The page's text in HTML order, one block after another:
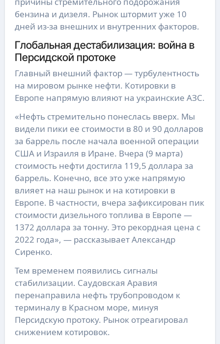
бензина и дизеля. Рынок штормит уже 10
дней из-за внешних и внутренних факторов.
Глобальная дестабилизация: война в
Персидской протоке
Главный внешний фактор — турбулентность
на мировом рынке нефти. Котировки в
Европе напрямую влияют на украинские АЗС.
«Нефть стремительно понеслась вверх. Мы
видели пики ее стоимости в 80 и 90 долларов
за баррель после начала военной операции
США и Израиля в Иране. Вчера (9 марта)
стоимость нефти достигла 119,5 доллара за
баррель. Конечно, все это уже напрямую
влияет на наш рынок и на котировки в
Европе. В частности, вчера зафиксирован пик
стоимости дизельного топлива в Европе —
1372 доллара за тонну. Это рекордная цена с
2022 года», — рассказывает Александр
Сиренко.
Тем временем появились сигналы
стабилизации. Саудовская Аравия
перенаправила нефть трубопроводом к
терминалу в Красном море, минуя
Персидскую протоку. Рынок отреагировал
снижением котировок.